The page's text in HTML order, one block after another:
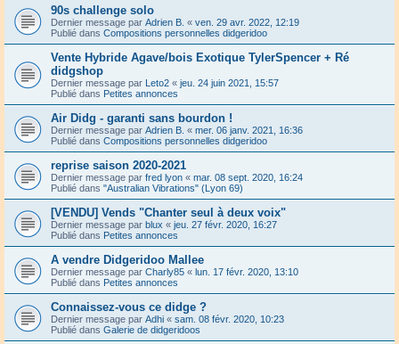
90s challenge solo
Dernier message par Adrien B. « ven. 29 avr. 2022, 12:19
Publié dans Compositions personnelles didgeridoo
Vente Hybride Agave/bois Exotique TylerSpencer + Ré
didgshop
Dernier message par Leto2 « jeu. 24 juin 2021, 15:57
Publié dans Petites annonces
Air Didg - garanti sans bourdon !
Dernier message par Adrien B. « mer. 06 janv. 2021, 16:36
Publié dans Compositions personnelles didgeridoo
reprise saison 2020-2021
Dernier message par fred lyon « mar. 08 sept. 2020, 16:24
Publié dans "Australian Vibrations" (Lyon 69)
[VENDU] Vends "Chanter seul à deux voix"
Dernier message par blux « jeu. 27 févr. 2020, 16:27
Publié dans Petites annonces
A vendre Didgeridoo Mallee
Dernier message par Charly85 « lun. 17 févr. 2020, 13:10
Publié dans Petites annonces
Connaissez-vous ce didge ?
Dernier message par Adhi « sam. 08 févr. 2020, 10:23
Publié dans Galerie de didgeridoos